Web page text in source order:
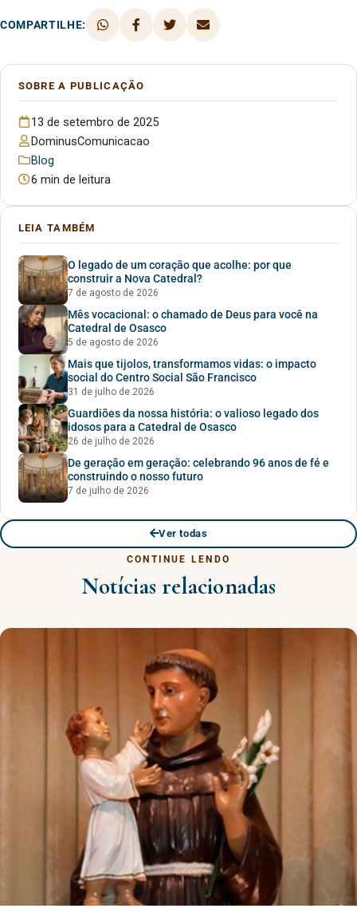
COMPARTILHE:
SOBRE A PUBLICAÇÃO
13 de setembro de 2025
DominusComunicacao
Blog
6 min de leitura
LEIA TAMBÉM
O legado de um coração que acolhe: por que
construir a Nova Catedral?
7 de agosto de 2026
Mês vocacional: o chamado de Deus para você na
Catedral de Osasco
5 de agosto de 2026
Mais que tijolos, transformamos vidas: o impacto
social do Centro Social São Francisco
31 de julho de 2026
Guardiões da nossa história: o valioso legado dos
idosos para a Catedral de Osasco
26 de julho de 2026
De geração em geração: celebrando 96 anos de fé e
construindo o nosso futuro
7 de julho de 2026
Ver todas
CONTINUE LENDO
Notícias relacionadas